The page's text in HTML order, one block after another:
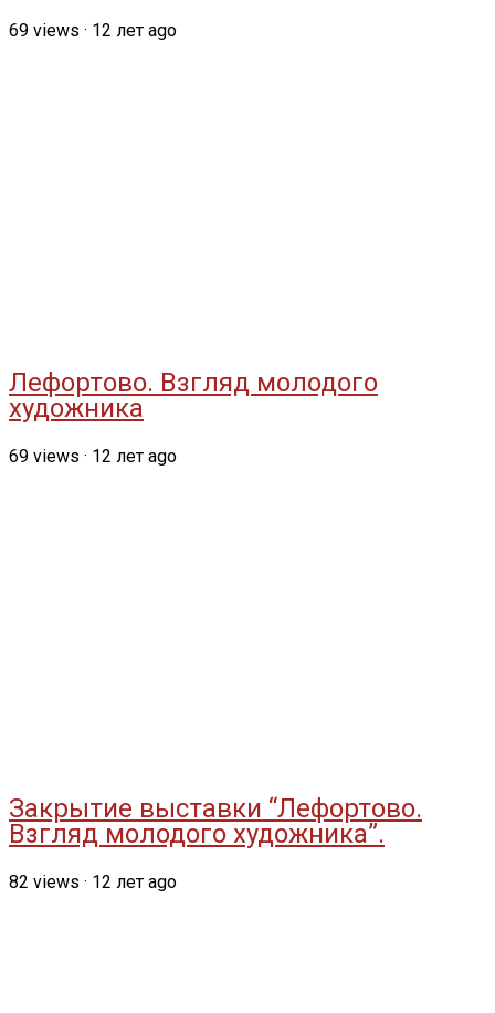
69 views · 12 лет ago
Лефортово. Взгляд молодого
художника
69 views · 12 лет ago
Закрытие выставки “Лефортово.
Взгляд молодого художника”.
82 views · 12 лет ago